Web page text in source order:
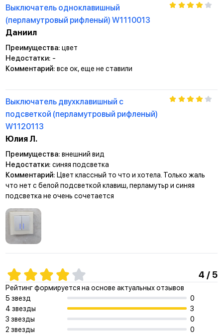
Выключатель одноклавишный
(перламутровый рифленый) W1110013
Даниил
Преимущества: цвет
Недостатки: -
Комментарий: все ок, еще не ставили
Выключатель двухклавишный с
подсветкой (перламутровый рифленый)
W1120113
Юлия Л.
Преимущества: внешний вид
Недостатки: синяя подсветка
Комментарий: Цвет классный то что и хотела. Только жаль
что нет с белой подсветкой клавиш, перламутьр и синяя
подсветка не очень сочетается
4 / 5
Рейтинг формируется на основе актуальных отзывов
5 звезд
0
4 звезды
3
3 звезды
0
2 звезды
0